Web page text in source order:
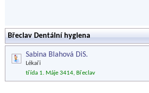
Břeclav Dentální hygiena
Sabina Blahová DiS.
Lékaři
třída 1. Máje 3414, Břeclav